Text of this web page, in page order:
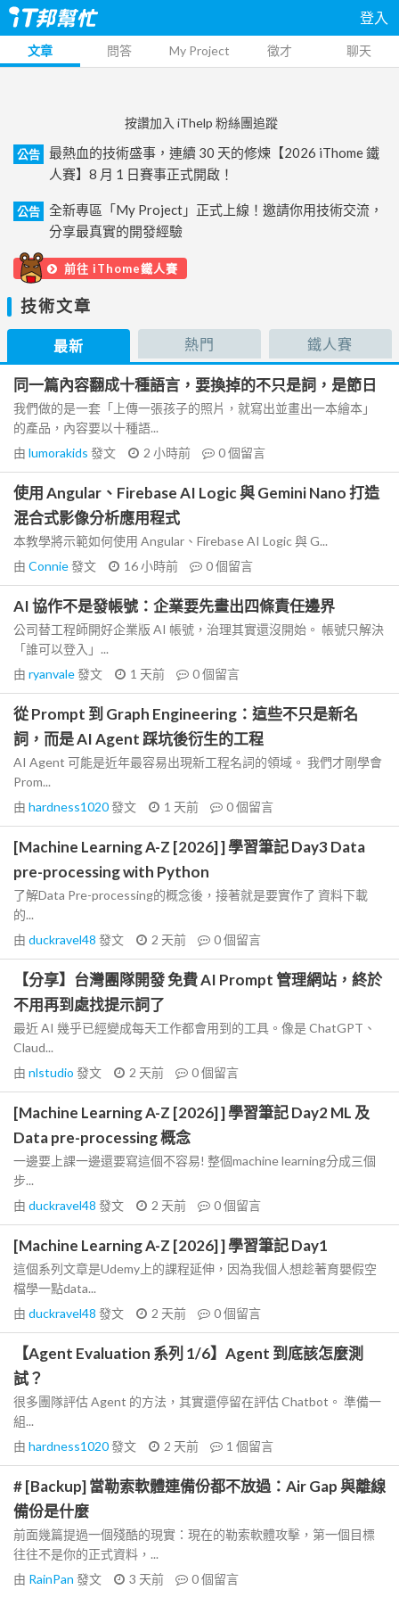
登入
文章 問答 My Project 徵才 聊天
按讚加入 iThelp 粉絲團追蹤
公告
最熱血的技術盛事，連續 30 天的修煉【2026 iThome 鐵
人賽】8 月 1 日賽事正式開啟！
公告
全新專區「My Project」正式上線！邀請你用技術交流，
分享最真實的開發經驗
前往 iThome鐵人賽
技術文章
最新 熱門 鐵人賽
同一篇內容翻成十種語言，要換掉的不只是詞，是節日
我們做的是一套「上傳一張孩子的照片，就寫出並畫出一本繪本」
的產品，內容要以十種語...
由 lumorakids 發文 2 小時前 0個留言
使用 Angular、Firebase AI Logic 與 Gemini Nano 打造
混合式影像分析應用程式
本教學將示範如何使用 Angular、Firebase AI Logic 與 G...
由 Connie發文 16 小時前 0個留言
AI 協作不是發帳號：企業要先畫出四條責任邊界
公司替工程師開好企業版 AI 帳號，治理其實還沒開始。 帳號只解決
「誰可以登入」...
由 ryanvale發文 1 天前 0個留言
從 Prompt 到 Graph Engineering：這些不只是新名
詞，而是 AI Agent 踩坑後衍生的工程
AI Agent 可能是近年最容易出現新工程名詞的領域。 我們才剛學會
Prom...
由 hardness1020發文 1 天前 0個留言
[Machine Learning A-Z [2026] ] 學習筆記 Day3 Data
pre-processing with Python
了解Data Pre-processing的概念後，接著就是要實作了 資料下載
的...
由 duckravel48 發文 2 天前 0個留言
【分享】台灣團隊開發 免費 AI Prompt 管理網站，終於
不用再到處找提示詞了
最近 AI 幾乎已經變成每天工作都會用到的工具。像是 ChatGPT、
Claud...
由 nlstudio 發文 2 天前 0個留言
[Machine Learning A-Z [2026] ] 學習筆記 Day2 ML 及
Data pre-processing 概念
一邊要上課一邊還要寫這個不容易! 整個machine learning分成三個
步...
由 duckravel48 發文 2 天前 0個留言
[Machine Learning A-Z [2026] ] 學習筆記 Day1
這個系列文章是Udemy上的課程延伸，因為我個人想趁著育嬰假空
檔學一點data...
由 duckravel48 發文 2 天前 0個留言
【Agent Evaluation 系列 1/6】Agent 到底該怎麼測
試？
很多團隊評估 Agent 的方法，其實還停留在評估 Chatbot。 準備一
組...
由 hardness1020發文 2 天前 1 個留言
# [Backup] 當勒索軟體連備份都不放過：Air Gap 與離線
備份是什麼
前面幾篇提過一個殘酷的現實：現在的勒索軟體攻擊，第一個目標
往往不是你的正式資料，...
由 RainPan 發文 3 天前 0個留言